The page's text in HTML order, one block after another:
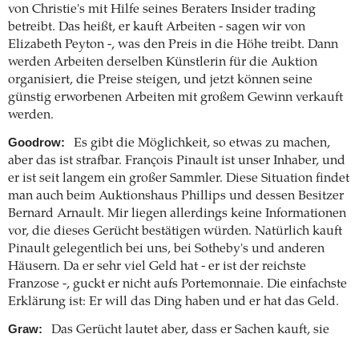
von Christie's mit Hilfe seines Beraters Insider trading
betreibt. Das heißt, er kauft Arbeiten - sagen wir von
Elizabeth Peyton -, was den Preis in die Höhe treibt. Dann
werden Arbeiten derselben Künstlerin für die Auktion
organisiert, die Preise steigen, und jetzt können seine
günstig erworbenen Arbeiten mit großem Gewinn verkauft
werden.
Goodrow:
Es gibt die Möglichkeit, so etwas zu machen,
aber das ist strafbar. François Pinault ist unser Inhaber, und
er ist seit langem ein großer Sammler. Diese Situation findet
man auch beim Auktionshaus Phillips und dessen Besitzer
Bernard Arnault. Mir liegen allerdings keine Informationen
vor, die dieses Gerücht bestätigen würden. Natürlich kauft
Pinault gelegentlich bei uns, bei Sotheby's und anderen
Häusern. Da er sehr viel Geld hat - er ist der reichste
Franzose -, guckt er nicht aufs Portemonnaie. Die einfachste
Erklärung ist: Er will das Ding haben und er hat das Geld.
Graw:
Das Gerücht lautet aber, dass er Sachen kauft, sie